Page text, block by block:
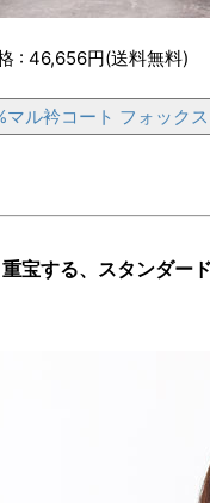
: 46,656円(送料無料)
マル衿コート フォック
宝する、スタンダー